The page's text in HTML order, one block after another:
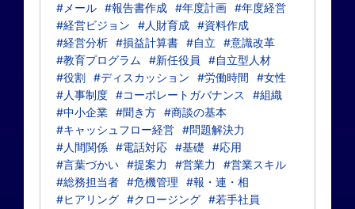
#メール #報告書作成 #年度計画 #年度経営
#経営ビジョン
#人財育成 #資料作成
#経営分析 #損益計算書 #自立
#意識改革
#教育プログラム
#新任役員
#自立型人材
#役割 #ディスカッション #労働時間
#女性
#人事制度 #コーポレートガバナンス
#組織
#中小企業 #聞き方 #商談の基本
#キャッシュフロー経営 #問題解決力
#人間関係 #電話対応 #基礎
#応用
#言葉づかい #提案力 #営業力
#営業スキル
#総務担当者 #危機管理
#報・連・相
#ヒアリング #クロージング #若手社員